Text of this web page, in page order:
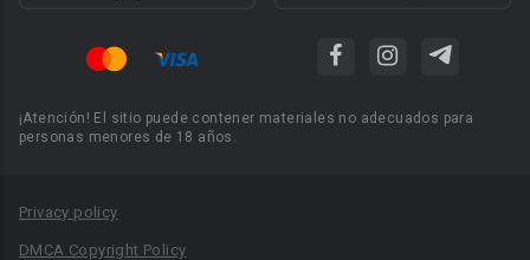
¡Atención! El sitio puede contener materiales no adecuados para
personas menores de 18 años.
Privacy policy
DMCA Copyright Policy